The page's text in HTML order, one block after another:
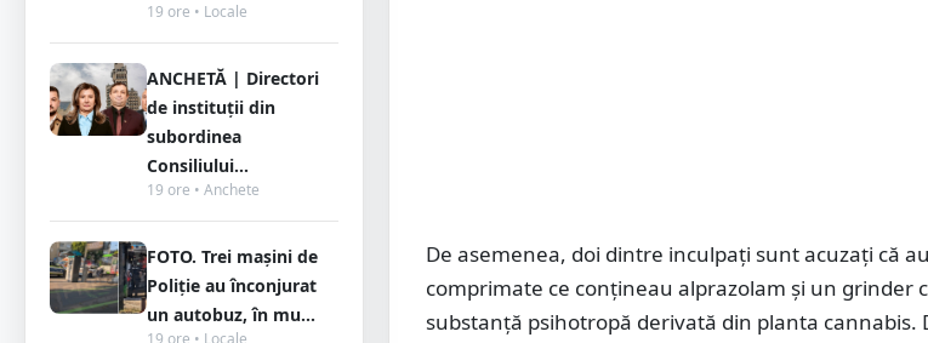
19 ore • Locale
ANCHETĂ | Directori
de instituții din
subordinea
Consiliului...
19 ore • Anchete
FOTO. Trei mașini de
Poliție au înconjurat
un autobuz, în mu...
19 ore • Locale
De asemenea, doi dintre inculpați sunt acuzați că
comprimate ce conțineau alprazolam și un grinder
substanță psihotropă derivată din planta cannabis.